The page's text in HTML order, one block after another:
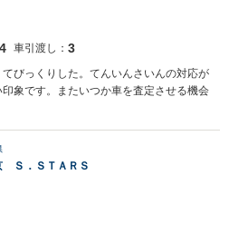
4 車引渡し： 3
びっくりした。てんいんさいんの対応が
象です。またいつか車を査定させる機会
Ｓ．ＳＴＡＲＳ